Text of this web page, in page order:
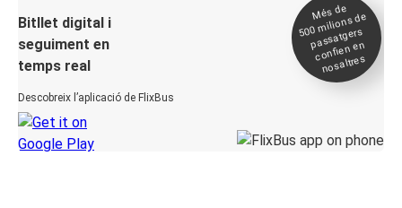
Bitllet digital i
seguiment en
temps real
Descobreix l’aplicació de FlixBus
Més de
500
milions de
passatgers
confien en
nosaltres